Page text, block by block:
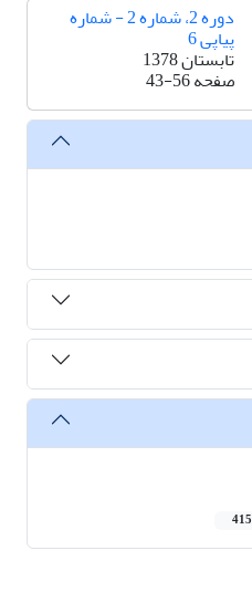
دوره 2، شماره 2 - شماره
پیاپی 6
تابستان 1378
صفحه43-56
415